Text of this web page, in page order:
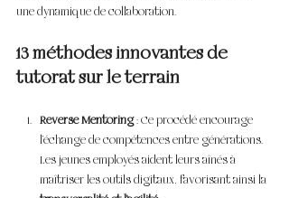
une dynamique de collaboration.
13 méthodes innovantes de
tutorat sur le terrain
Reverse Mentoring : Ce procédé encourage
l’échange de compétences entre générations.
Les jeunes employés aident leurs aînés à
maîtriser les outils digitaux, favorisant ainsi la